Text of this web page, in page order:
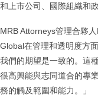
和上市公司、國際組織和
MRB Attorneys管理合夥
Global在管理和透明度方
我們的期望是一致的。這
很高興能與志同道合的專
務的觸及範圍和能力。」